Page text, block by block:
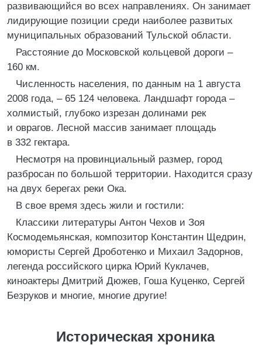
развивающийся во всех направлениях. Он занимает
лидирующие позиции среди наиболее развитых
муниципальных образований Тульской области.
Расстояние до Московской кольцевой дороги –
160 км.
Численность населения, по данным на 1 августа
2008 года, – 65 124 человека. Ландшафт города –
холмистый, глубоко изрезан долинами рек
и оврагов. Лесной массив занимает площадь
в 332 гектара.
Несмотря на провинциальный размер, город
разбросан по большой территории. Находится сразу
на двух берегах реки Ока.
В свое время здесь жили и гостили:
Классики литературы Антон Чехов и Зоя
Космодемьянская, композитор Константин Щедрин,
юмористы Сергей Дроботенко и Михаил Задорнов,
легенда российского цирка Юрий Куклачев,
киноактеры Дмитрий Дюжев, Гоша Куценко, Сергей
Безруков и многие, многие другие!
Историческая хроника